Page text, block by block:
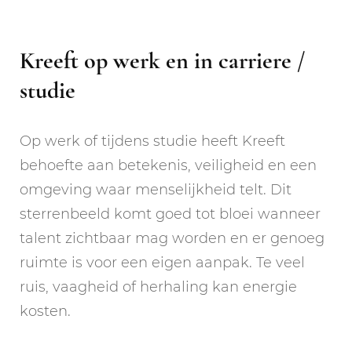
Kreeft op werk en in carriere /
studie
Op werk of tijdens studie heeft Kreeft
behoefte aan betekenis, veiligheid en een
omgeving waar menselijkheid telt. Dit
sterrenbeeld komt goed tot bloei wanneer
talent zichtbaar mag worden en er genoeg
ruimte is voor een eigen aanpak. Te veel
ruis, vaagheid of herhaling kan energie
kosten.